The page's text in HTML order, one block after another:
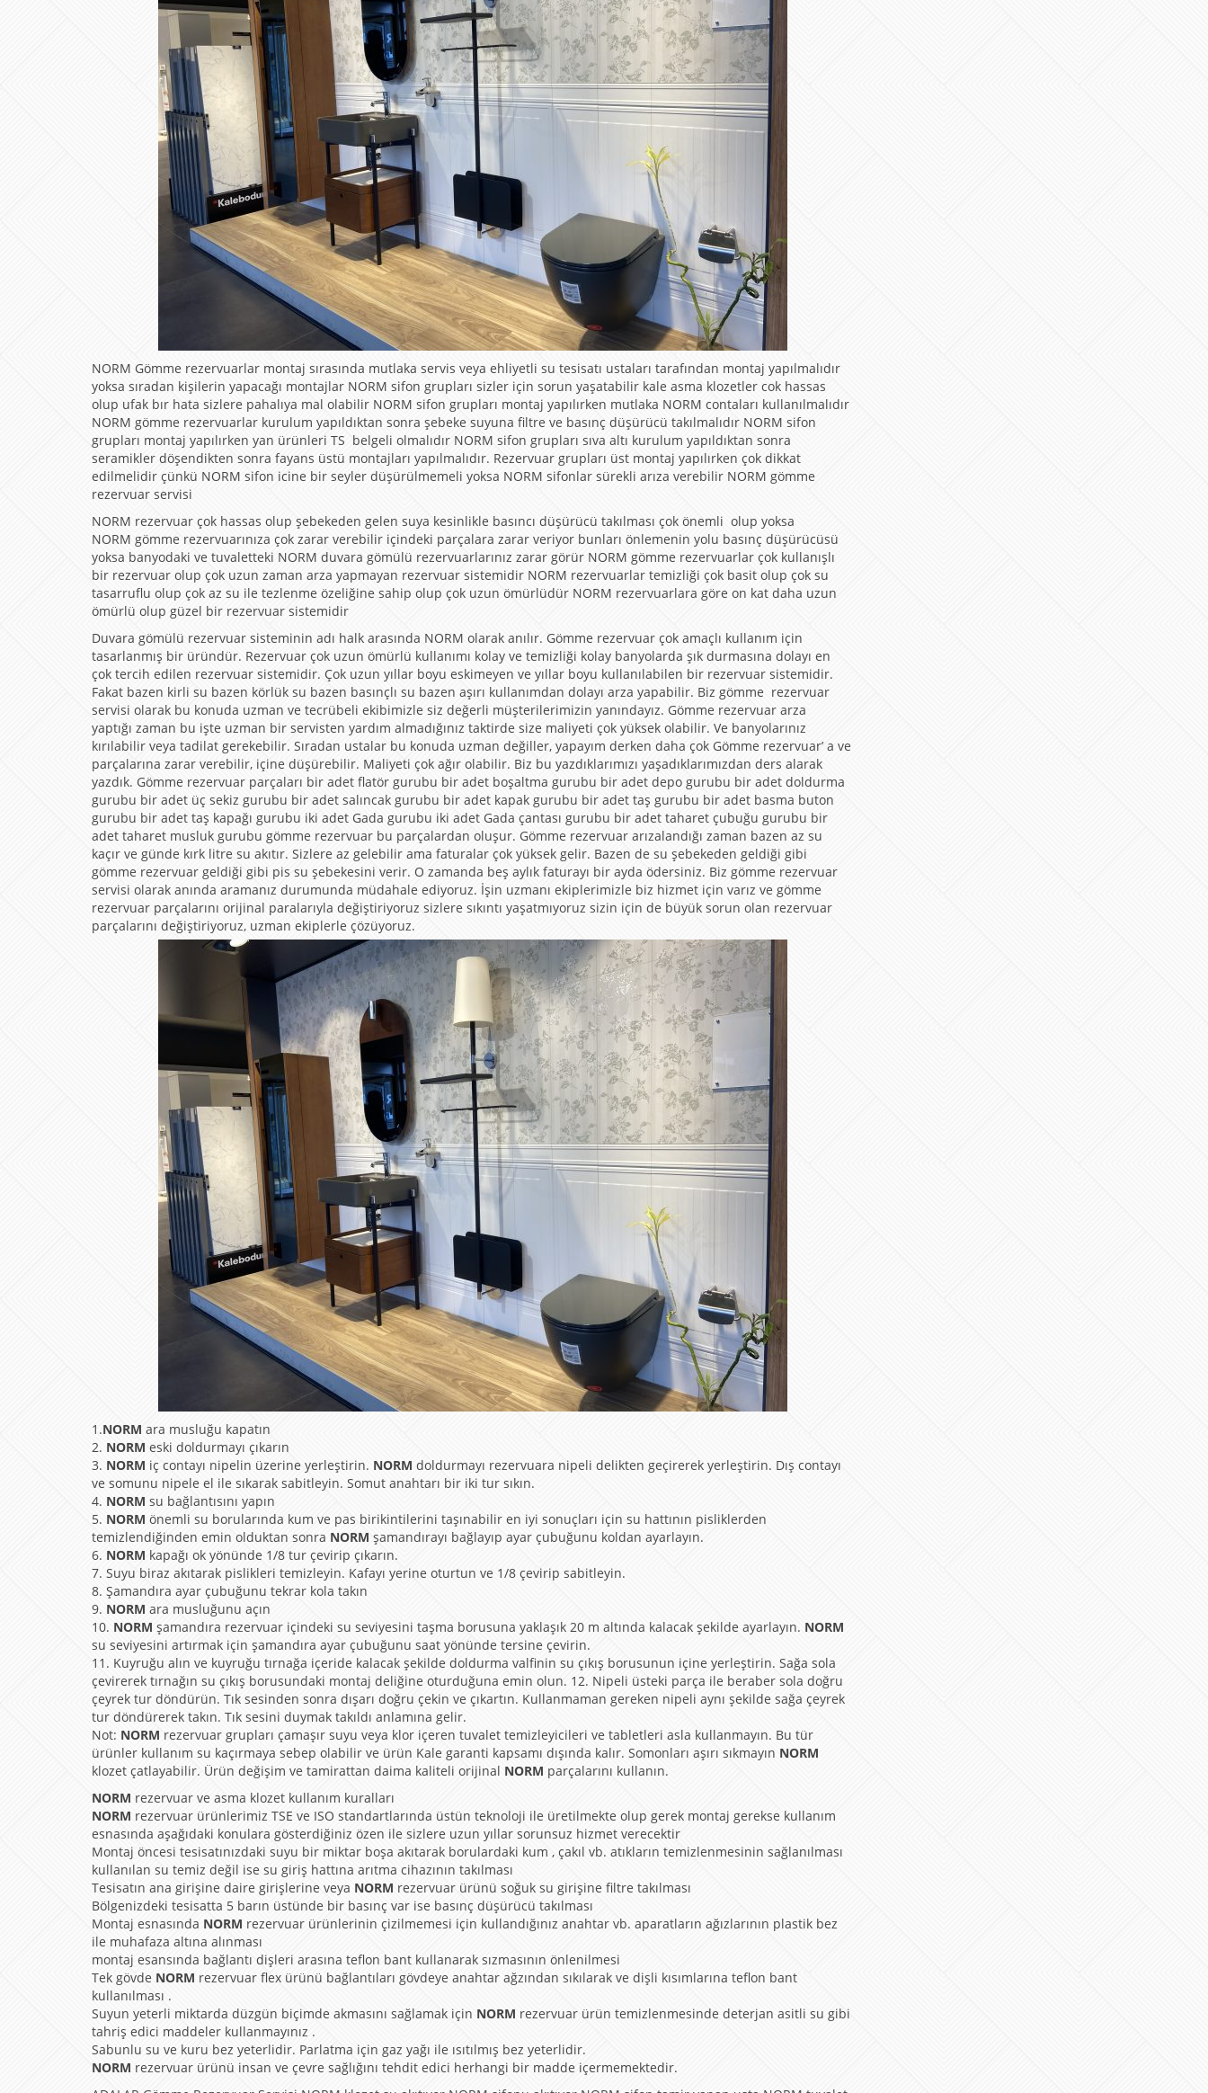
NORM Gömme rezervuarlar montaj sırasında mutlaka servis veya ehliyetli su tesisatı ustaları tarafından montaj yapılmalıdır
yoksa sıradan kişilerin yapacağı montajlar NORM sifon grupları sizler için sorun yaşatabilir kale asma klozetler cok hassas
olup ufak bır hata sizlere pahalıya mal olabilir NORM sifon grupları montaj yapılırken mutlaka NORM contaları kullanılmalıdır
NORM gömme rezervuarlar kurulum yapıldıktan sonra şebeke suyuna filtre ve basınç düşürücü takılmalıdır NORM sifon
grupları montaj yapılırken yan ürünleri TS belgeli olmalıdır NORM sifon grupları sıva altı kurulum yapıldıktan sonra
seramikler döşendikten sonra fayans üstü montajları yapılmalıdır. Rezervuar grupları üst montaj yapılırken çok dikkat
edilmelidir çünkü NORM sifon icine bir seyler düşürülmemeli yoksa NORM sifonlar sürekli arıza verebilir NORM gömme
rezervuar servisi
NORM rezervuar çok hassas olup şebekeden gelen suya kesinlikle basıncı düşürücü takılması çok önemli olup yoksa
NORM gömme rezervuarınıza çok zarar verebilir içindeki parçalara zarar veriyor bunları önlemenin yolu basınç düşürücüsü
yoksa banyodaki ve tuvaletteki NORM duvara gömülü rezervuarlarınız zarar görür NORM gömme rezervuarlar çok kullanışlı
bir rezervuar olup çok uzun zaman arza yapmayan rezervuar sistemidir NORM rezervuarlar temizliği çok basit olup çok su
tasarruflu olup çok az su ile tezlenme özeliğine sahip olup çok uzun ömürlüdür NORM rezervuarlara göre on kat daha uzun
ömürlü olup güzel bir rezervuar sistemidir
Duvara gömülü rezervuar sisteminin adı halk arasında NORM olarak anılır. Gömme rezervuar çok amaçlı kullanım için
tasarlanmış bir üründür. Rezervuar çok uzun ömürlü kullanımı kolay ve temizliği kolay banyolarda şık durmasına dolayı en
çok tercih edilen rezervuar sistemidir. Çok uzun yıllar boyu eskimeyen ve yıllar boyu kullanılabilen bir rezervuar sistemidir.
Fakat bazen kirli su bazen körlük su bazen basınçlı su bazen aşırı kullanımdan dolayı arza yapabilir. Biz gömme rezervuar
servisi olarak bu konuda uzman ve tecrübeli ekibimizle siz değerli müşterilerimizin yanındayız. Gömme rezervuar arza
yaptığı zaman bu işte uzman bir servisten yardım almadığınız taktirde size maliyeti çok yüksek olabilir. Ve banyolarınız
kırılabilir veya tadilat gerekebilir. Sıradan ustalar bu konuda uzman değiller, yapayım derken daha çok Gömme rezervuar’ a ve
parçalarına zarar verebilir, içine düşürebilir. Maliyeti çok ağır olabilir. Biz bu yazdıklarımızı yaşadıklarımızdan ders alarak
yazdık. Gömme rezervuar parçaları bir adet flatör gurubu bir adet boşaltma gurubu bir adet depo gurubu bir adet doldurma
gurubu bir adet üç sekiz gurubu bir adet salıncak gurubu bir adet kapak gurubu bir adet taş gurubu bir adet basma buton
gurubu bir adet taş kapağı gurubu iki adet Gada gurubu iki adet Gada çantası gurubu bir adet taharet çubuğu gurubu bir
adet taharet musluk gurubu gömme rezervuar bu parçalardan oluşur. Gömme rezervuar arızalandığı zaman bazen az su
kaçır ve günde kırk litre su akıtır. Sizlere az gelebilir ama faturalar çok yüksek gelir. Bazen de su şebekeden geldiği gibi
gömme rezervuar geldiği gibi pis su şebekesini verir. O zamanda beş aylık faturayı bir ayda ödersiniz. Biz gömme rezervuar
servisi olarak anında aramanız durumunda müdahale ediyoruz. İşin uzmanı ekiplerimizle biz hizmet için varız ve gömme
rezervuar parçalarını orijinal paralarıyla değiştiriyoruz sizlere sıkıntı yaşatmıyoruz sizin için de büyük sorun olan rezervuar
parçalarını değiştiriyoruz, uzman ekiplerle çözüyoruz.
1.NORM ara musluğu kapatın
2. NORM eski doldurmayı çıkarın
3. NORM iç contayı nipelin üzerine yerleştirin. NORM doldurmayı rezervuara nipeli delikten geçirerek yerleştirin. Dış contayı
ve somunu nipele el ile sıkarak sabitleyin. Somut anahtarı bir iki tur sıkın.
4. NORM su bağlantısını yapın
5. NORM önemli su borularında kum ve pas birikintilerini taşınabilir en iyi sonuçları için su hattının pisliklerden
temizlendiğinden emin olduktan sonra NORM şamandırayı bağlayıp ayar çubuğunu koldan ayarlayın.
6. NORM kapağı ok yönünde 1/8 tur çevirip çıkarın.
7. Suyu biraz akıtarak pislikleri temizleyin. Kafayı yerine oturtun ve 1/8 çevirip sabitleyin.
8. Şamandıra ayar çubuğunu tekrar kola takın
9. NORM ara musluğunu açın
10. NORM şamandıra rezervuar içindeki su seviyesini taşma borusuna yaklaşık 20 m altında kalacak şekilde ayarlayın. NORM
su seviyesini artırmak için şamandıra ayar çubuğunu saat yönünde tersine çevirin.
11. Kuyruğu alın ve kuyruğu tırnağa içeride kalacak şekilde doldurma valfinin su çıkış borusunun içine yerleştirin. Sağa sola
çevirerek tırnağın su çıkış borusundaki montaj deliğine oturduğuna emin olun. 12. Nipeli üsteki parça ile beraber sola doğru
çeyrek tur döndürün. Tık sesinden sonra dışarı doğru çekin ve çıkartın. Kullanmaman gereken nipeli aynı şekilde sağa çeyrek
tur döndürerek takın. Tık sesini duymak takıldı anlamına gelir.
Not: NORM rezervuar grupları çamaşır suyu veya klor içeren tuvalet temizleyicileri ve tabletleri asla kullanmayın. Bu tür
ürünler kullanım su kaçırmaya sebep olabilir ve ürün Kale garanti kapsamı dışında kalır. Somonları aşırı sıkmayın NORM
klozet çatlayabilir. Ürün değişim ve tamirattan daima kaliteli orijinal NORM parçalarını kullanın.
NORM rezervuar ve asma klozet kullanım kuralları
NORM rezervuar ürünlerimiz TSE ve ISO standartlarında üstün teknoloji ile üretilmekte olup gerek montaj gerekse kullanım
esnasında aşağıdaki konulara gösterdiğiniz özen ile sizlere uzun yıllar sorunsuz hizmet verecektir
Montaj öncesi tesisatınızdaki suyu bir miktar boşa akıtarak borulardaki kum , çakıl vb. atıkların temizlenmesinin sağlanılması
kullanılan su temiz değil ise su giriş hattına arıtma cihazının takılması
Tesisatın ana girişine daire girişlerine veya NORM rezervuar ürünü soğuk su girişine filtre takılması
Bölgenizdeki tesisatta 5 barın üstünde bir basınç var ise basınç düşürücü takılması
Montaj esnasında NORM rezervuar ürünlerinin çizilmemesi için kullandığınız anahtar vb. aparatların ağızlarının plastik bez
ile muhafaza altına alınması
montaj esansında bağlantı dişleri arasına teflon bant kullanarak sızmasının önlenilmesi
Tek gövde NORM rezervuar flex ürünü bağlantıları gövdeye anahtar ağzından sıkılarak ve dişli kısımlarına teflon bant
kullanılması .
Suyun yeterli miktarda düzgün biçimde akmasını sağlamak için NORM rezervuar ürün temizlenmesinde deterjan asitli su gibi
tahriş edici maddeler kullanmayınız .
Sabunlu su ve kuru bez yeterlidir. Parlatma için gaz yağı ile ısıtılmış bez yeterlidir.
NORM rezervuar ürünü insan ve çevre sağlığını tehdit edici herhangi bir madde içermemektedir.